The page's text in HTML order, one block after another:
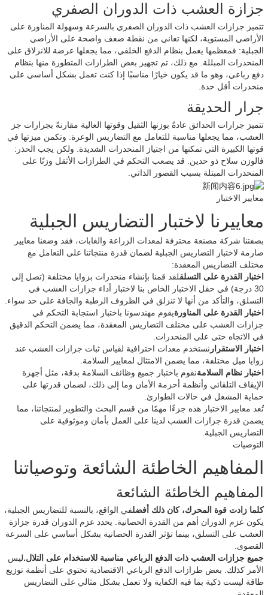
جزازة العشب ذات الدوران الصفري
تتميز جزازات العشب ذات الدوران الصفري بالسرعة وسهولة المناورة على
الأراضي المستوية، لكنها تعاني من نقطة ضعف واضحة على الأراضي
الجبلية: فمعظمها يعمل بنظام الدفع الخلفي، مما يجعلها عرضة للانزلاق على
المنحدرات المبللة. مع ذلك، تم تجهيز بعض الطرازات المتطورة منها بنظام
دفع رباعي، وهو ما قد يكون خيارًا مناسبًا إذا كنت تعمل بشكل أساسي على
منحدرات أقل حدة.
جرار الحديقة
تتميز جرارات الحدائق عادةً بوزنها الثقيل وقوتها العالية مقارنةً بجرارات جز
العشب، مما يجعلها مناسبة للتعامل مع التضاريس الوعرة. وتكمن ميزتها في
قوتها الكبيرة التي تمكنها من اجتياز المنحدرات الشديدة. ولكن يجب الحذر:
فالوزن سلاح ذو حدين. قد يصعب التحكم في الطرازات الأثقل وزنًا على
المنحدرات المبتلة بسبب القصور الذاتي.
معايير الاختبار
معاييرنا لاختبار التضاريس الجبلية
بصفتنا شركة مصنعة محترفة لمعدات الزراعة والغابات، فقد وضعنا معايير
صارمة لاختبار التضاريس الجبلية لضمان قدرة منتجاتنا على التعامل مع
مختلف التضاريس المعقدة:
اختبار القدرة على التسلقلقد قمنا بإنشاء منحدرات بزوايا مختلفة (تصل إلى
30 درجة) في حقل الاختبار الخاص بنا لاختبار أداء جزازات العشب في
التسلق، والتأكد من أنها لا تنزلق في الظروف الرطبة والجافة على حد سواء.
اختبار القدرة على المناورةيقوم مهندسونا باختبار استجابة التحكم في
جزازات العشب على مختلف التضاريس المعقدة، مما يضمن التحكم الدقيق
في الاتجاه حتى على المنحدرات.
اختبار الاستقرار نستخدم معدات احترافية لقياس ثبات جزازات العشب عند
زوايا ميل مختلفة، مما يضمن الامتثال لمعايير السلامة.
اختبار نظام السلامةنقوم باختبار جميع وظائف السلامة بدقة، مثل أجهزة
الإيقاف التلقائي وأنظمة أحزمة الأمان وما إلى ذلك، لضمان قدرتها على
حماية المشغل في حالات الطوارئ.
تُعد معايير الاختبار هذه جزءًا مهمًا من قسم البحث والتطوير لمنتجاتنا، مما
يضمن قدرة جزازات العشب لدينا على العمل بأمان وموثوقية على
التضاريس الجبلية.
التوصيات
المفاهيم الخاطئة الشائعة وتوصياتنا
المفاهيم الخاطئة الشائعة
كلما زادت قوة المحرك، كان ذلك أفضلفي الواقع، بالنسبة للتضاريس الجبلية،
يكون عزم الدوران أهم من القدرة الحصانية. يحدد عزم الدوران قدرة جزازة
العشب على التسلق، بينما تؤثر القدرة الحصانية بشكل أساسي على السرعة
القصوى.
جميع جزازات العشب ذات الدفع الرباعي مناسبة للاستخدام على التلال.ليس
الأمر كذلك. بعض طرازات الدفع الرباعي الاقتصادية تحتوي على أنظمة توزيع
طاقة ليست ذكية بما فيه الكفاية ولا تعمل بشكل مثالي على التضاريس